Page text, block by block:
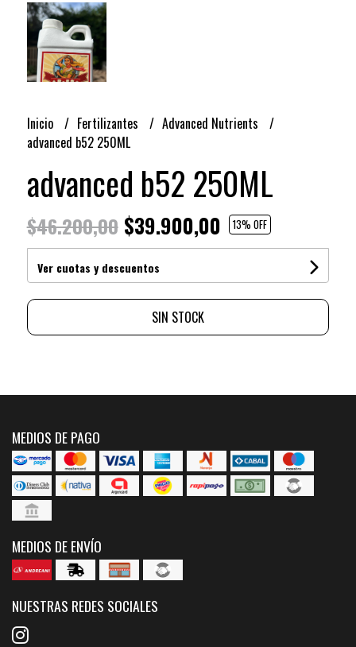
Inicio Fertilizantes
Advanced Nutrients
advanced b52 250ML
advanced b52 250ML
$46.200,00$39.900,00 13% OFF
Ver cuotas y descuentos
SIN STOCK
MEDIOS DE PAGO
MEDIOS DE ENVÍO
NUESTRAS REDES SOCIALES